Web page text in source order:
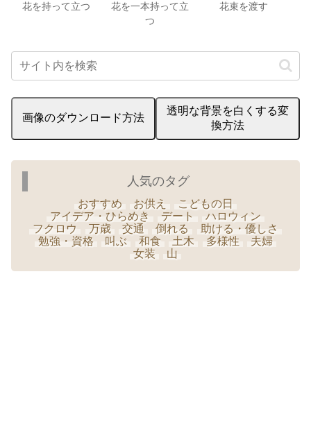
花を持って立つ
花を一本持って立
つ
花束を渡す
画像のダウンロード方法
透明な背景を白くする変
換方法
人気のタグ
おすすめ お供え
こどもの日
アイデア・ひらめき
デート
ハロウィン
フクロウ
万歳 交通 倒れる
助ける・優しさ
勉強・資格
叫ぶ 和食 土木 多様性
夫婦
女装
山